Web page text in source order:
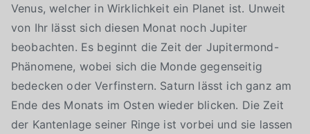
Venus, welcher in Wirklichkeit ein Planet ist. Unweit
von Ihr lässt sich diesen Monat noch Jupiter
beobachten. Es beginnt die Zeit der Jupitermond-
Phänomene, wobei sich die Monde gegenseitig
bedecken oder Verfinstern. Saturn lässt ich ganz am
Ende des Monats im Osten wieder blicken. Die Zeit
der Kantenlage seiner Ringe ist vorbei und sie lassen